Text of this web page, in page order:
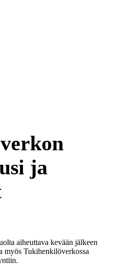
ja
aiheuttava kevään jälkeen
myös Tukihenkilöverkossa